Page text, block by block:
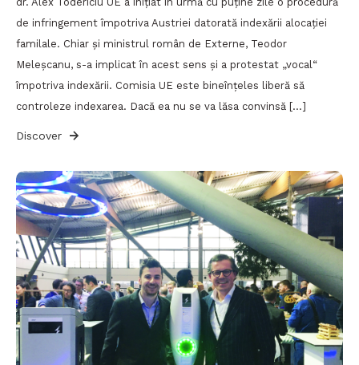
de infringement împotriva Austriei datorată indexării alocației
familale. Chiar și ministrul român de Externe, Teodor
Meleșcanu, s-a implicat în acest sens și a protestat „vocal“
împotriva indexării. Comisia UE este bineînțeles liberă să
controleze indexarea. Dacă ea nu se va lăsa convinsă […]
Discover